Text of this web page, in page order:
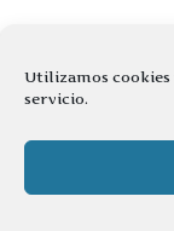
Utilizamos
servicio.